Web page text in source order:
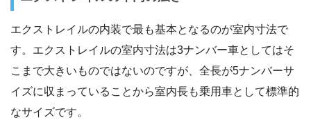
エクストレイルの内装で最も基本となるのが室内寸法で
す。エクストレイルの室内寸法は3ナンバー車としてはそ
こまで大きいものではないのですが、全長が5ナンバーサ
イズに収まっていることから室内長も乗用車として標準的
なサイズです。